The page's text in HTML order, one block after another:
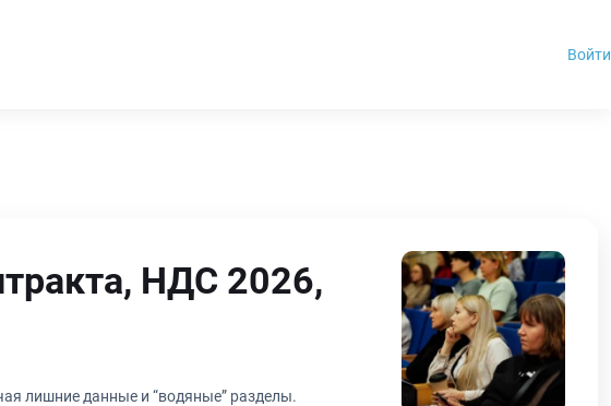
Войти
НДС 2026,
лишние данные и “водяные” разделы.